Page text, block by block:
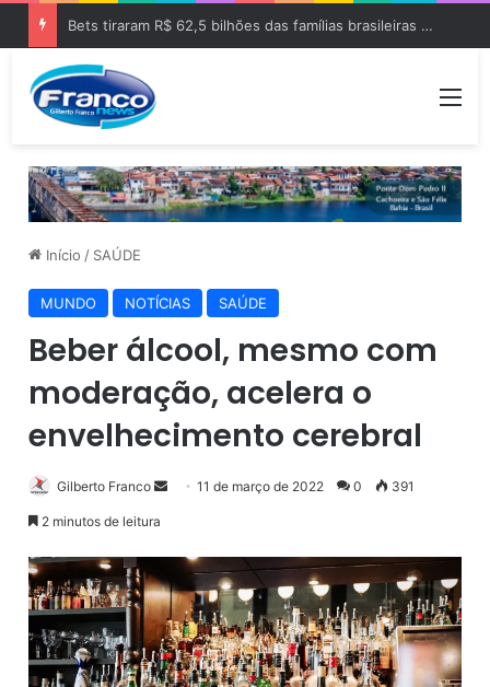
Bets tiraram R$ 62,5 bilhões das famílias brasileiras em 2025
Início / SAÚDE
MUNDO NOTÍCIAS SAÚDE
Beber álcool, mesmo com
moderação, acelera o
envelhecimento cerebral
Gilberto Franco
e
u
m
e
11 de março de 2022 0 391
2 minutos de leitura